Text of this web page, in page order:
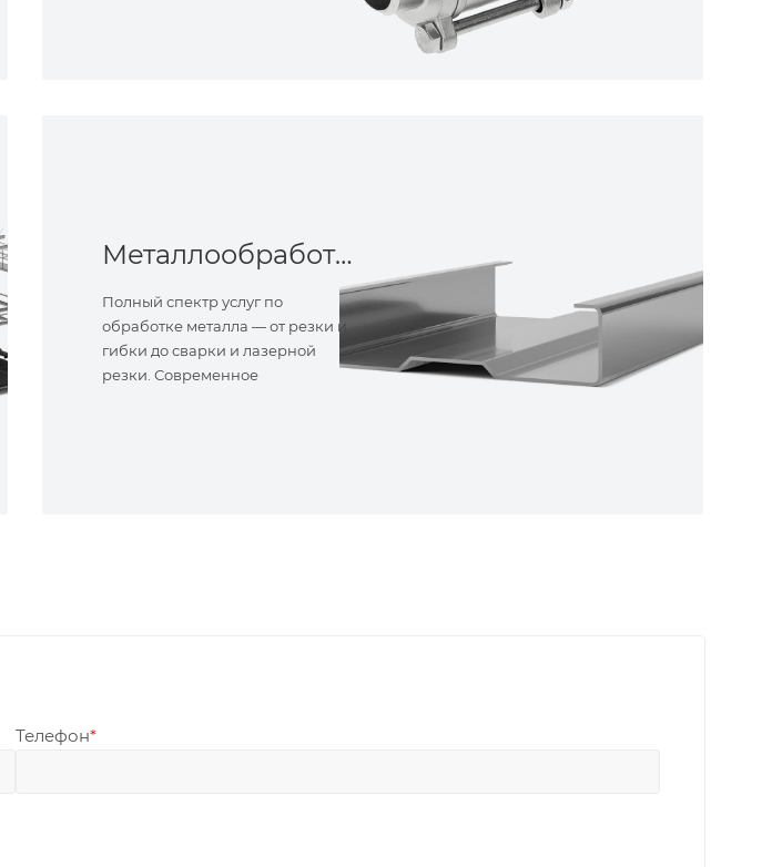
Металлообработка
Полный спектр услуг по
обработке металла — от резки и
гибки до сварки и лазерной
резки. Современное
Телефон*